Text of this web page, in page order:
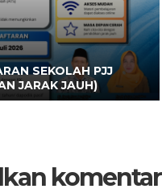
SEKOLAH PJJ
JARAK JAUH)
komentar